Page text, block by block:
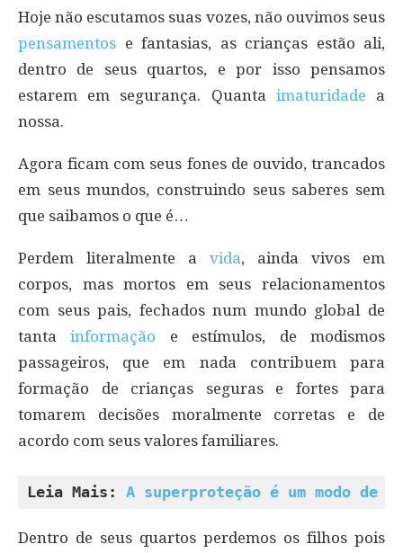
Hoje não escutamos suas vozes, não ouvimos seus
pensamentos e fantasias, as crianças estão ali,
dentro de seus quartos, e por isso pensamos
estarem em segurança. Quanta imaturidade a
nossa.
Agora ficam com seus fones de ouvido, trancados
em seus mundos, construindo seus saberes sem
que saibamos o que é…
Perdem literalmente a vida, ainda vivos em
corpos, mas mortos em seus relacionamentos
com seus pais, fechados num mundo global de
tantainformação e estímulos, de modismos
passageiros, que em nada contribuem para
formação de crianças seguras e fortes para
tomarem decisões moralmente corretas e de
acordo com seus valores familiares.
Leia Mais: A superproteção é um modo
Dentro de seus quartos perdemos os filhos pois